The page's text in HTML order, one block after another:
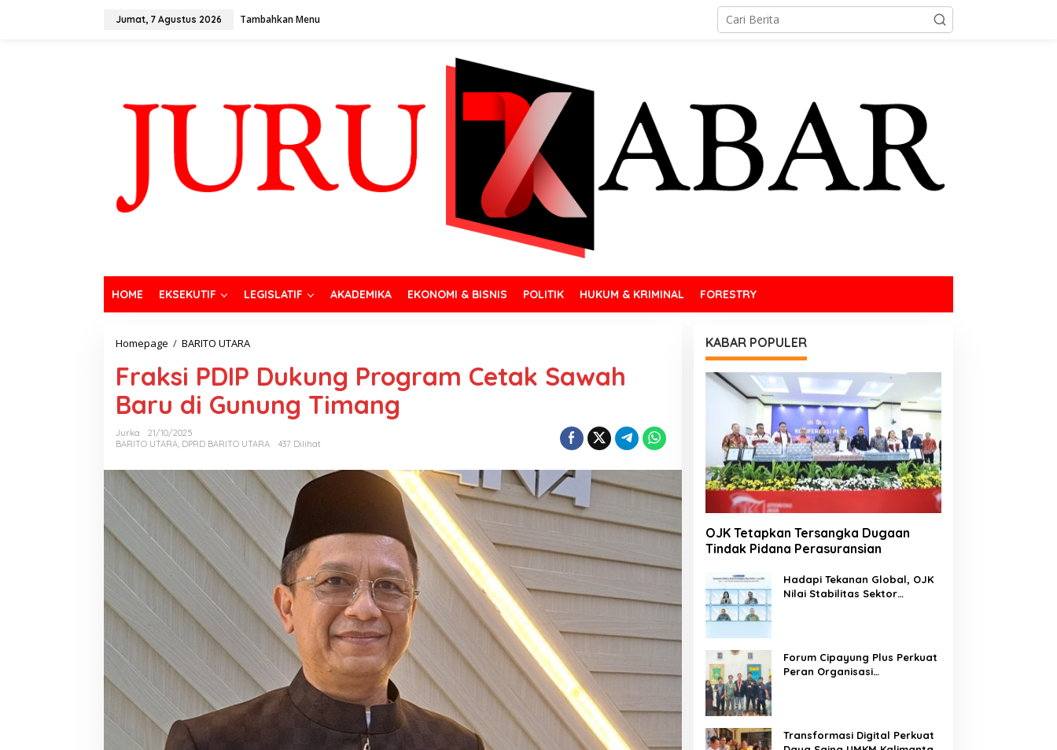
Jumat, 7 Agustus 2026 Tambahkan Menu
HOME EKSEKUTIF LEGISLATIF AKADEMIKA EKONOMI & BISNIS POLITIK HUKUM & KRIMINAL FORESTRY
Homepage / BARITO UTARA
Fraksi PDIP Dukung Program Cetak Sawah
Baru di Gunung Timang
Jurka
21/10/2025
BARITO UTARA, DPRD BARITO UTARA 437 Dilihat
KABAR POPULER
OJK Tetapkan Tersangka Dugaan
Tindak Pidana Perasuransian
Hadapi Tekanan Global, OJK
Nilai Stabilitas Sektor
Forum Cipayung Plus Perkuat
Peran Organisasi
Transformasi Digital Perkuat